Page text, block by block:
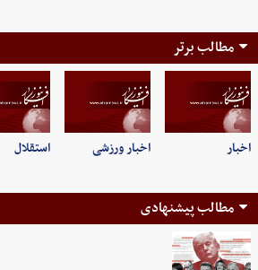
مطالب برتر
اخبار اخبار ورزشی استقلال
مطالب پیشنهادی